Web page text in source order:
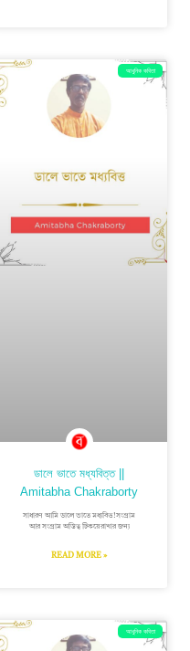
আধুনিক কবিতা
ডালে ভাতে মধ্যবিত্ত ||
Amitabha Chakraborty
সাধারণ আমি ডালে ভাতে মধ্যবিত্ত!সংগ্রাম
আর সংগ্রাম অস্তিত্ব টিকয়েরাখার জন্য
READ MORE »
আধুনিক কবিতা